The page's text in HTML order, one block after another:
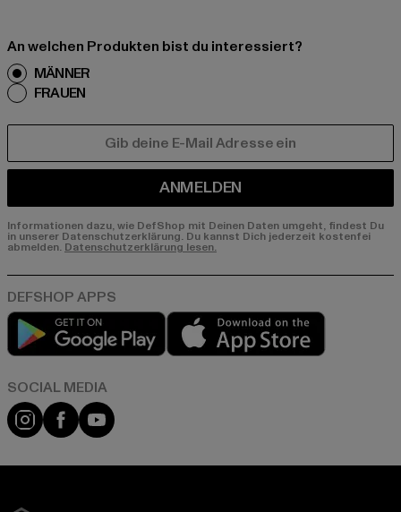
An welchen Produkten bist du interessiert?
MÄNNER
FRAUEN
ANMELDEN
Informationen dazu, wie DefShop mit Deinen Daten umgeht, findest Du
in unserer Datenschutzerklärung. Du kannst Dich jederzeit kostenfei
abmelden. Datenschutzerklärung lesen.
Play market
Instagram
FacebookYouTube